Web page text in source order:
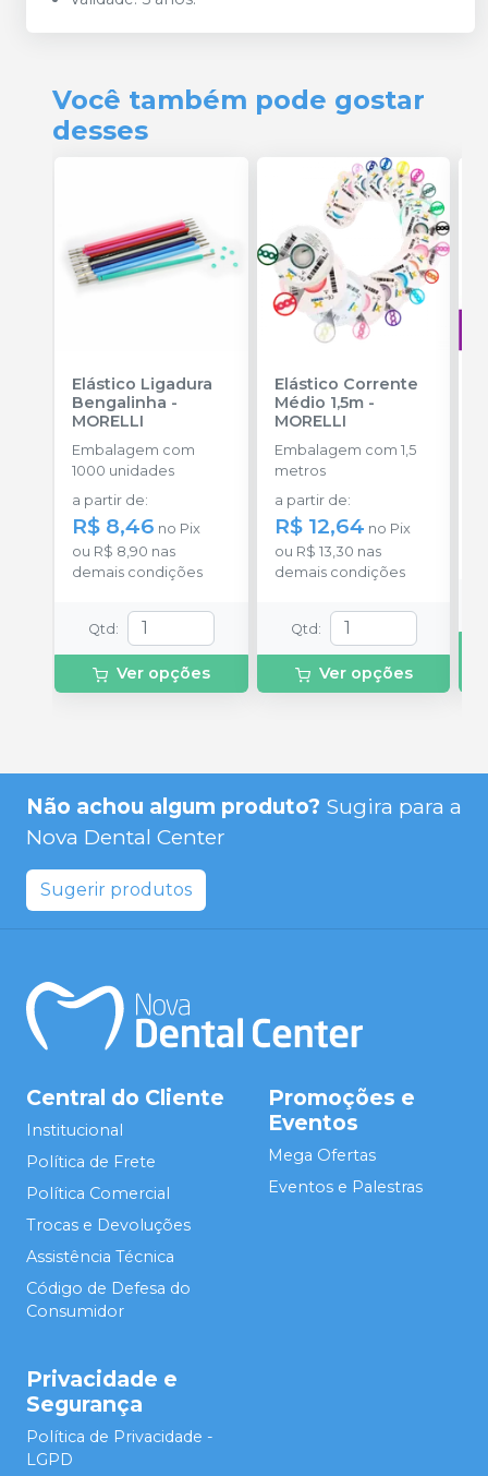
Você também pode gostar
desses
Elástico Ligadura
Bengalinha -
MORELLI
Embalagem com
1000 unidades
a partir de:
R$ 8,46 no Pix
ou R$ 8,90 nas
demais condições
Qtd :
Ver opções
Elástico Corrente
Médio 1,5m-
MORELLI
Embalagem com 1,5
metros
a partir de:
R$ 12,64 no Pix
ou R$ 13,30 nas
demais condições
Qtd :
Ver opções
Não achou algum produto? Sugira para a
Nova Dental Center
Sugerir produtos
Central do Cliente
Institucional
Política de Frete
Política Comercial
Trocas e Devoluções
Assistência Técnica
Código de Defesa do
Consumidor
Promoções e
Eventos
Mega Ofertas
Eventos e Palestras
Privacidade e
Segurança
Política de Privacidade -
LGPD